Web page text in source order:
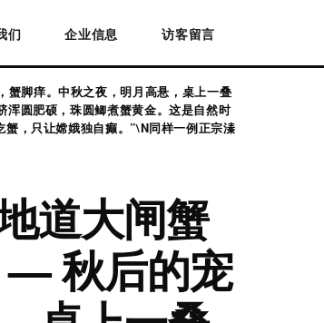
们 企业信息 访客留言
脚痒。中秋之夜，明月高悬，桌上一叠
浑圆肥硕，珠圆鲫煮蟹黄金。这是自然时
，只让嫦娥独自癫。”\N同样一例正宗溱
道大闸蟹
— 秋后的宠